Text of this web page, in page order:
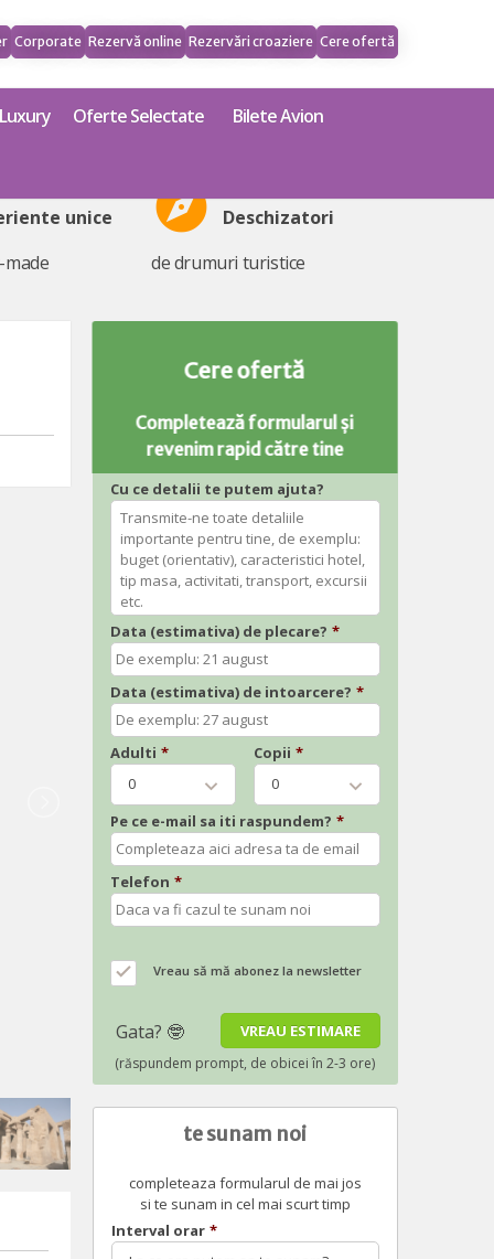
Corporate Rezervă online Rezervări croaziere Cere ofertă
Luxury Oferte Selectate Bilete Avion
unice
explore Deschizatori
de drumuri turistice
Cere ofertă
Completează formularul și
revenim rapid către tine
Cu ce detalii te putem ajuta?
Data (estimativa) de plecare? *
Data (estimativa) de intoarcere? *
Adulti *
0
Copii *
0
Pe ce e-mail sa iti raspundem? *
Telefon *
Vreau să mă abonez la newsletter
te sunam noi
completeaza formularul de mai jos
si te sunam in cel mai scurt timp
Interval orar *